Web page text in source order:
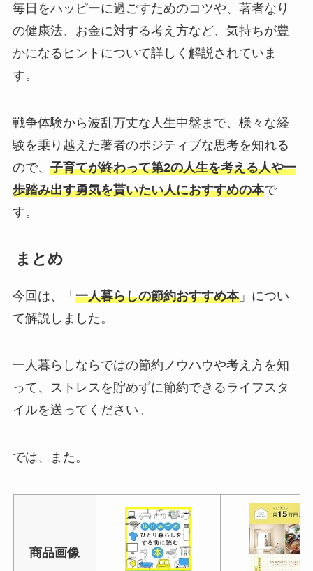
毎日をハッピーに過ごすためのコツや、著者なり
の健康法、お金に対する考え方など、気持ちが豊
かになるヒントについて詳しく解説されていま
す。
戦争体験から波乱万丈な人生中盤まで、様々な経
験を乗り越えた著者のポジティブな思考を知れる
ので、 子育てが終わって第2の人生を考える人や一
歩踏み出す勇気を貰いたい人におすすめの本で
す。
まとめ
今回は、「 一人暮らしの節約おすすめ本」につい
て解説しました。
一人暮らしならではの節約ノウハウや考え方を知
って、ストレスを貯めずに節約できるライフスタ
イルを送ってください。
では、また。
商品画像